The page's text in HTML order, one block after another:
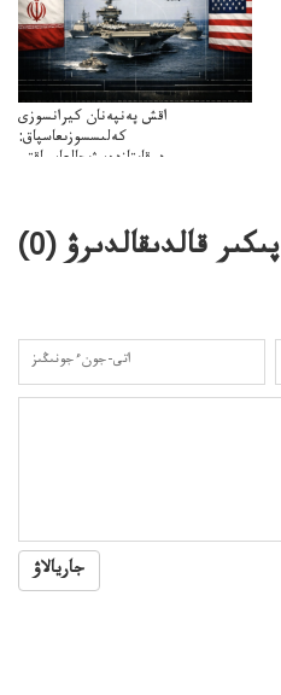
اقش پەنپەنان كيرانسوزى
كەلىسسوزىعاسپاق:
دوقايتازدەسۋىجالعاسپاقتى
پىكىر قالدىقالدىرۋ (0
)
جاريالاۋ